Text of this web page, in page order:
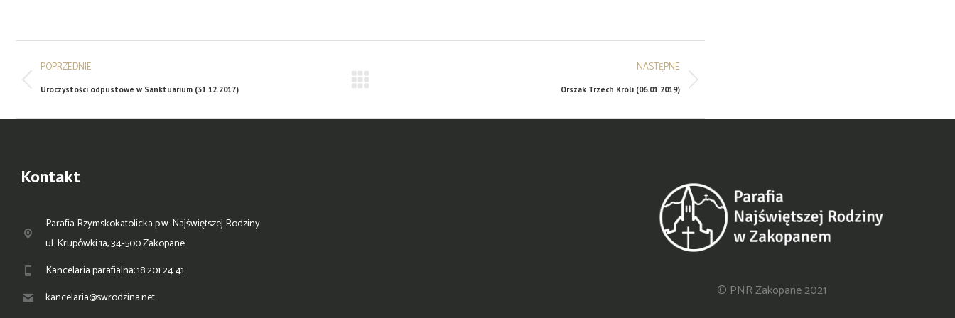
POPRZEDNIE
Uroczystości odpustowe w Sanktuarium (31.12.2017)
NASTĘPNE
Orszak Trzech Króli (06.01.2019)
Kontakt
Parafia Rzymskokatolicka p.w. Najświętszej Rodziny
ul. Krupówki 1a, 34-500 Zakopane
Kancelaria parafialna: 18 201 24 41
kancelaria@swrodzina.net
© PNR Zakopane 2021